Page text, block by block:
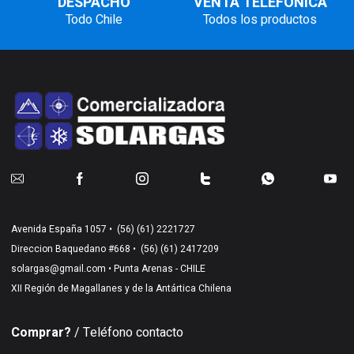
Todo Chile Todos los productos
Avenida España 1057 • (56) (61) 2221727
Direccion Baquedano #668 • (56) (61) 2417209
solargas@gmail.com • Punta Arenas - CHILE
XII Región de Magallanes y de la Antártica Chilena
Comprar? / Teléfono contacto